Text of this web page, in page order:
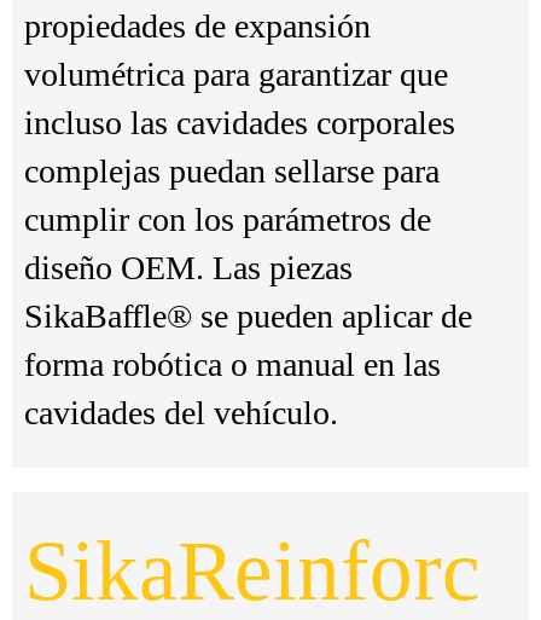
propiedades de expansión
volumétrica para garantizar que
incluso las cavidades corporales
complejas puedan sellarse para
cumplir con los parámetros de
diseño OEM. Las piezas
SikaBaffle® se pueden aplicar de
forma robótica o manual en las
cavidades del vehículo.
SikaReinforc